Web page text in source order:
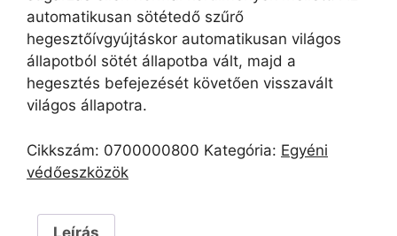
automatikusan sötétedő szűrő
hegesztőívgyújtáskor automatikusan világos
állapotból sötét állapotba vált, majd a
hegesztés befejezését követően visszavált
világos állapotra.
Cikkszám: 0700000800 Kategória: Egyéni
védőeszközök